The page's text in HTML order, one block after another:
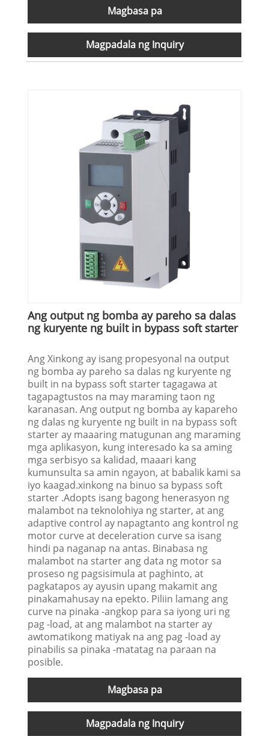
Magbasa pa
Magpadala ng Inquiry
Ang output ng bomba ay pareho sa dalas
ng kuryente ng built in bypass soft starter
Ang Xinkong ay isang propesyonal na output
ng bomba ay pareho sa dalas ng kuryente ng
built in na bypass soft starter tagagawa at
tagapagtustos na may maraming taon ng
karanasan. Ang output ng bomba ay kapareho
ng dalas ng kuryente ng built in na bypass soft
starter ay maaaring matugunan ang maraming
mga aplikasyon, kung interesado ka sa aming
mga serbisyo sa kalidad, maaari kang
kumunsulta sa amin ngayon, at babalik kami sa
iyo kaagad.xinkong na binuo sa bypass soft
starter .Adopts isang bagong henerasyon ng
malambot na teknolohiya ng starter, at ang
adaptive control ay napagtanto ang kontrol ng
motor curve at deceleration curve sa isang
hindi pa naganap na antas. Binabasa ng
malambot na starter ang data ng motor sa
proseso ng pagsisimula at paghinto, at
pagkatapos ay ayusin upang makamit ang
pinakamahusay na epekto. Piliin lamang ang
curve na pinaka -angkop para sa iyong uri ng
pag -load, at ang malambot na starter ay
awtomatikong matiyak na ang pag -load ay
pinabilis sa pinaka -matatag na paraan na
posible.
Magbasa pa
Magpadala ng Inquiry